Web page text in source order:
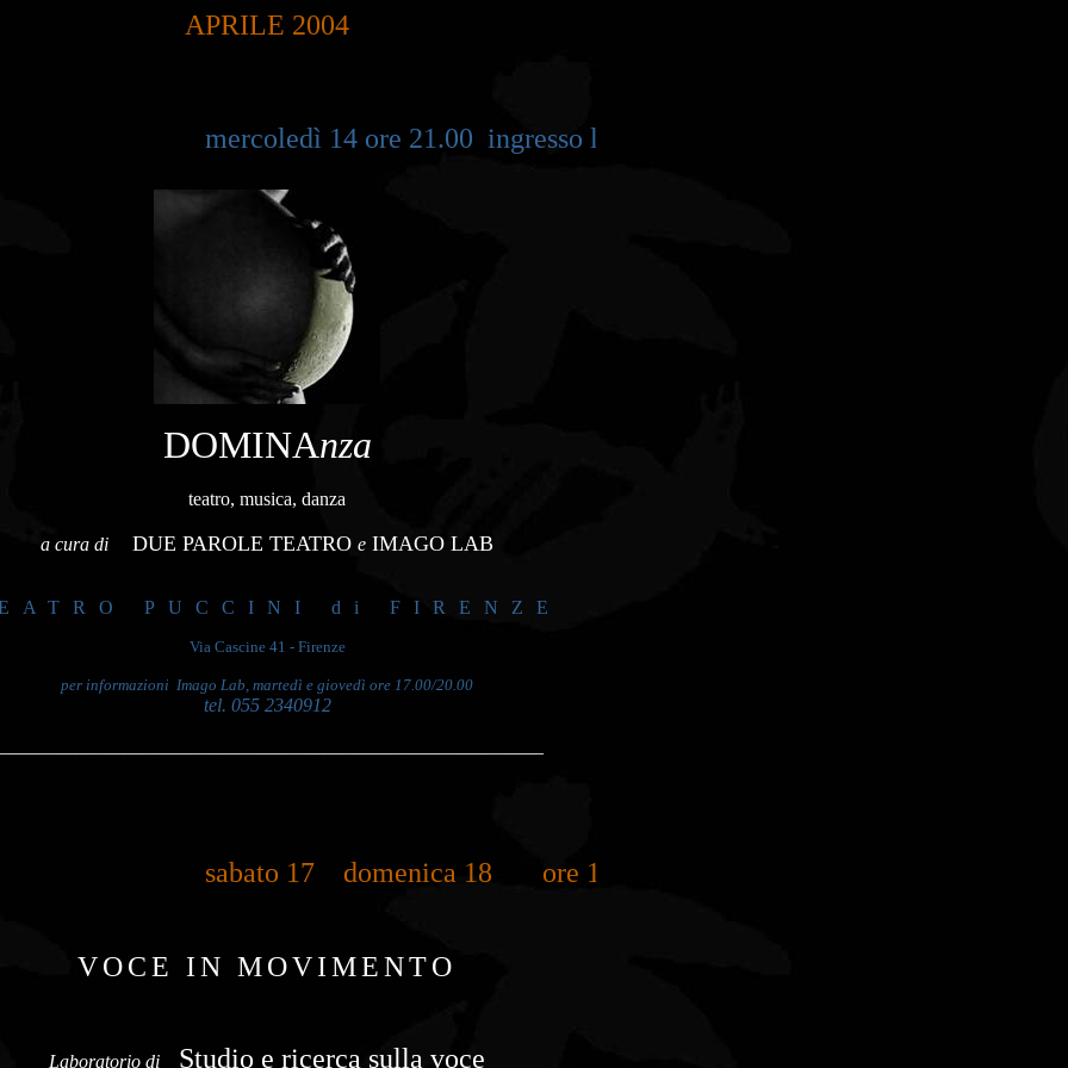
APRILE 2004
mercoledì 14 ore 21.00 ingresso libero
DOMINAnza
teatro, musica, danza
a cura di DUE PAROLE TEATRO e IMAGO LAB
PUCCINI di FIRENZE
Via Cascine 41 - Firenze
per informazioni Imago Lab, martedì e giovedì ore 17.00/20.00
tel. 055 2340912
sabato 17 domenica 18 ore 10.30/14.00
VOCE IN MOVIMENTO
Laboratorio di Studio e ricerca sulla voce